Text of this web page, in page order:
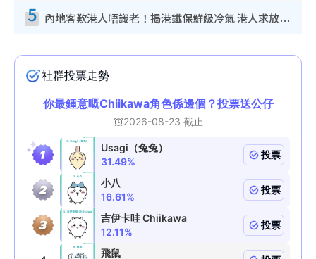
5 內地客歎港人唔識老！揭港鐵保鮮級冷氣 港人求放過：咪投訴